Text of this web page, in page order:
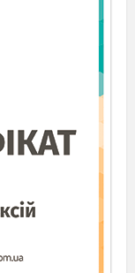
три останні.
Доведіть свою
знаєте?